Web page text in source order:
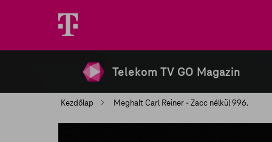
Telekom TV GO Magazin
Kezdőlap Meghalt Carl Reiner - Zacc nélkül 996.